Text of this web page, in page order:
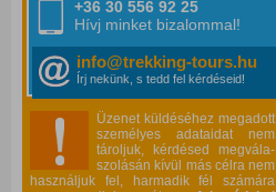
+36 30 556 92 25
Hívj minket bizalommal!
info@trekking-tours.hu
Írj nekünk, s tedd fel kérdéseid!
Üzenet küldéséhez megadott
személyes adataidat nem
tároljuk, kérdésed megvála-
szolásán kívül más célra nem
használjuk fel, harmadik fél számára